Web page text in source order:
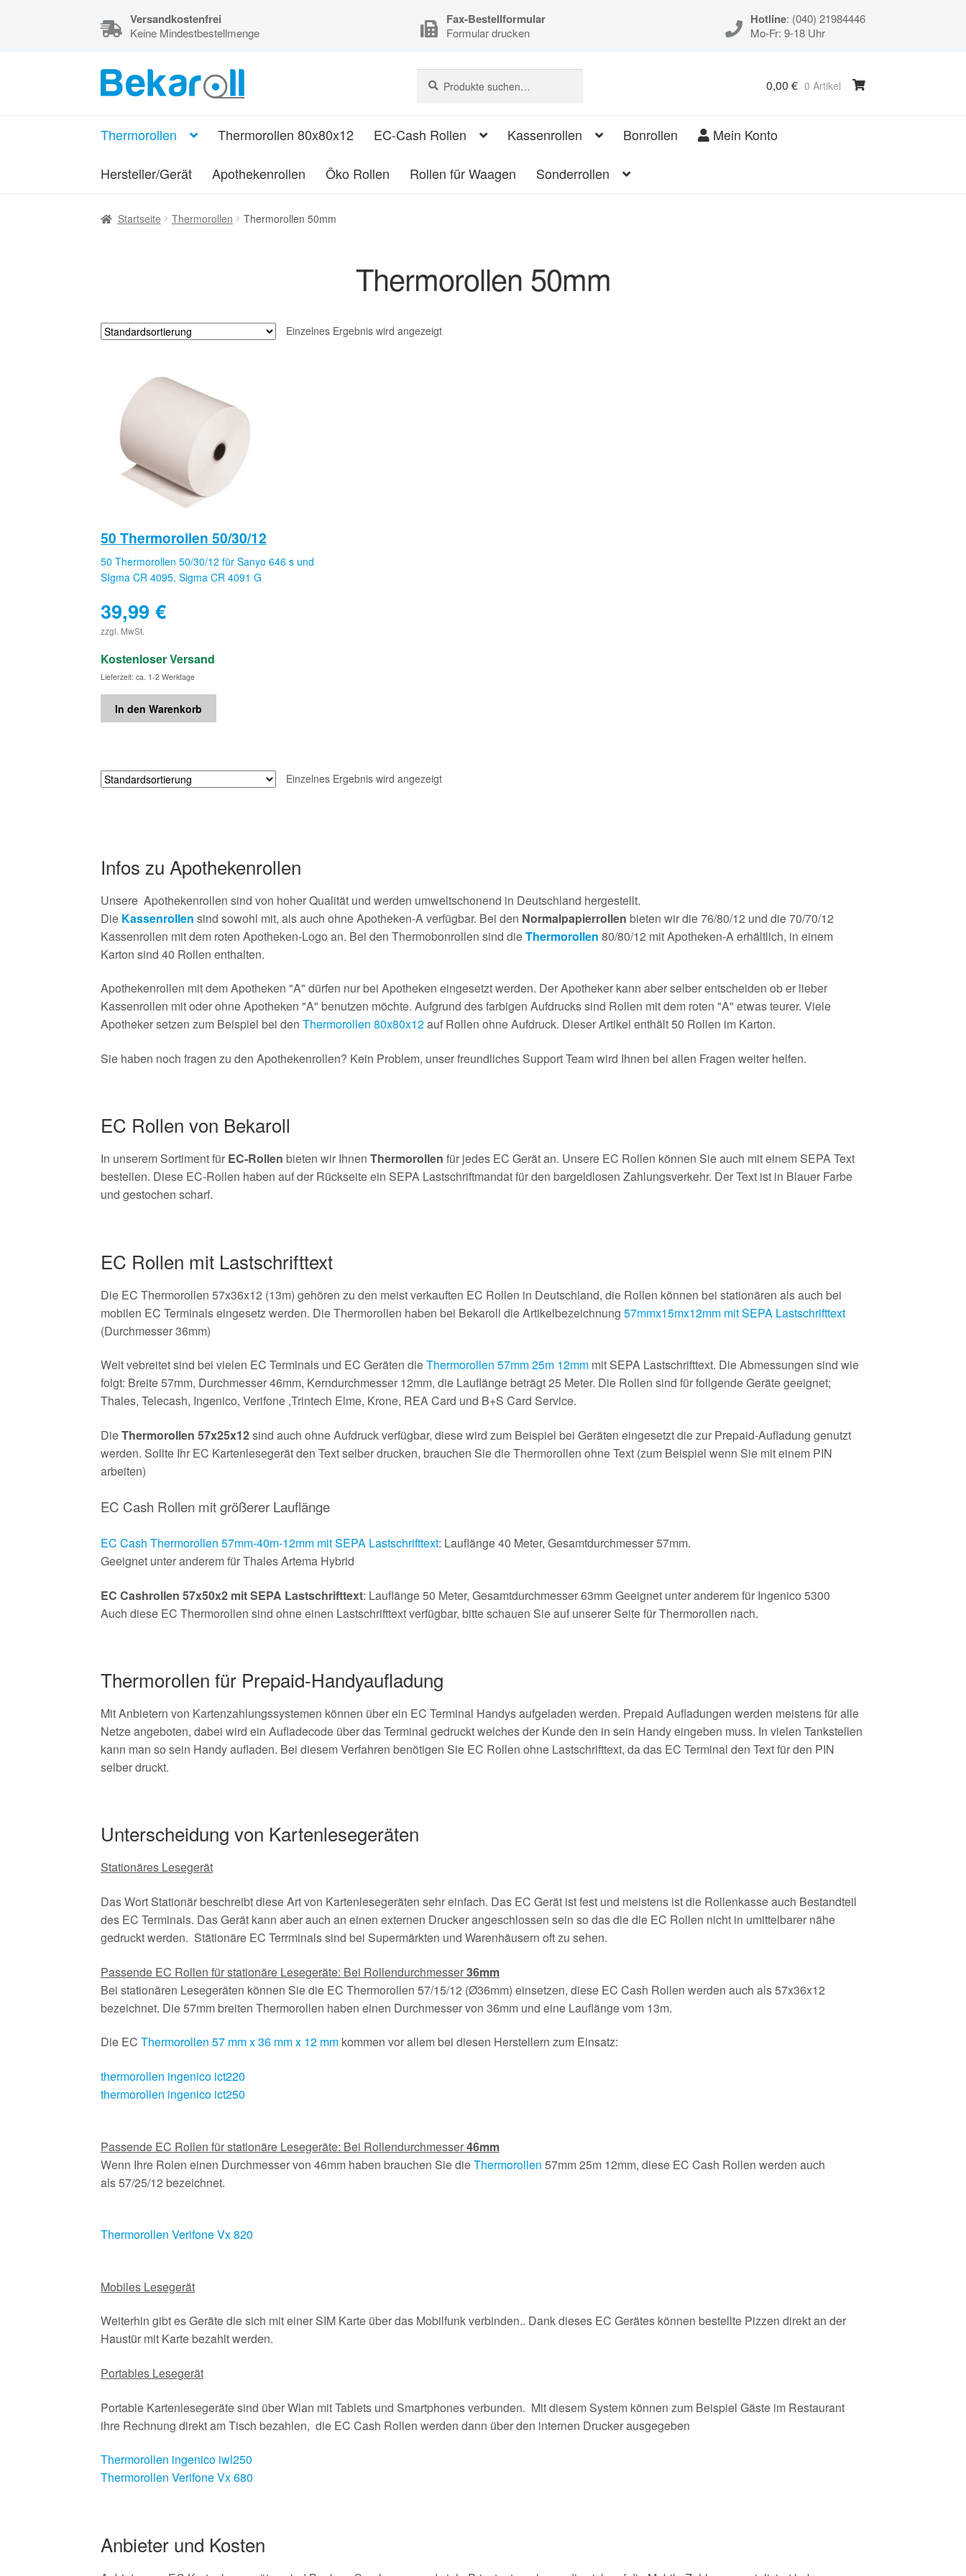
Versandkostenfrei
Keine Mindestbestellmenge
Fax-Bestellformular
Formular drucken
Hotline: (040) 21984446
Mo-Fr: 9-18 Uhr
Zur
Navigation
Zum
Inhalt
und
nach:
0,00 € 0 Artikel
Thermorollen Thermorollen 80x80x12 EC-Cash Rollen Kassenrollen Bonrollen Mein Konto
Hersteller/Gerät Apothekenrollen Öko Rollen Rollen für Waagen Sonderrollen
Startseite Thermorollen Thermorollen 50mm
Thermorollen 50mm
Einzelnes Ergebnis wird angezeigt
50 Thermorollen 50/30/12
50 Thermorollen 50/30/12 für Sanyo 646 s und
SIgma CR 4095, Sigma CR 4091 G
39,99€
zzgl. MwSt.
Kostenloser Versand
Lieferzeit: ca. 1-2 Werktage
In den Warenkorb
Einzelnes Ergebnis wird angezeigt
Infos zu Apothekenrollen
Unsere Apothekenrollen sind von hoher Qualität und werden umweltschonend in Deutschland hergestellt.
Die Kassenrollen sind sowohl mit, als auch ohne Apotheken-A verfügbar. Bei den Normalpapierrollen bieten wir die 76/80/12 und die 70/70/12
Kassenrollen mit dem roten Apotheken-Logo an. Bei den Thermobonrollen sind dieThermorollen 80/80/12 mit Apotheken-A erhältlich, in einem
Karton sind 40 Rollen enthalten.
Apothekenrollen mit dem Apotheken "A" dürfen nur bei Apotheken eingesetzt werden. Der Apotheker kann aber selber entscheiden ob er lieber
Kassenrollen mit oder ohne Apotheken "A" benutzen möchte. Aufgrund des farbigen Aufdrucks sind Rollen mit dem roten "A" etwas teurer. Viele
Apotheker setzen zum Beispiel bei denThermorollen 80x80x12auf Rollen ohne Aufdruck. Dieser Artikel enthält 50 Rollen im Karton.
Sie haben noch fragen zu den Apothekenrollen? Kein Problem, unser freundliches Support Team wird Ihnen bei allen Fragen weiter helfen.
EC Rollen von Bekaroll
In unserem Sortiment für EC-Rollen bieten wir IhnenThermorollen für jedes EC Gerät an. Unsere EC Rollen können Sie auch mit einem SEPA Text
bestellen. Diese EC-Rollen haben auf der Rückseite ein SEPA Lastschriftmandat für den bargeldlosen Zahlungsverkehr. Der Text ist in Blauer Farbe
und gestochen scharf.
EC Rollen mit Lastschrifttext
Die EC Thermorollen 57x36x12 (13m) gehören zu den meist verkauften EC Rollen in Deutschland, die Rollen können bei stationären als auch bei
mobilen EC Terminals eingesetz werden. Die Thermorollen haben bei Bekaroll die Artikelbezeichnung57mmx15mx12mm mit SEPA Lastschrifttext
(Durchmesser 36mm)
Weit vebreitet sind bei vielen EC Terminals und EC Geräten dieThermorollen 57mm 25m 12mm mit SEPA Lastschrifttext. Die Abmessungen sind wie
folgt: Breite 57mm, Durchmesser 46mm, Kerndurchmesser 12mm, die Lauflänge beträgt 25 Meter. Die Rollen sind für follgende Geräte geeignet;
Thales, Telecash, Ingenico, Verifone ,Trintech Elme, Krone, REA Card und B+S Card Service.
DieThermorollen 57x25x12sind auch ohne Aufdruck verfügbar, diese wird zum Beispiel bei Geräten eingesetzt die zur Prepaid-Aufladung genutzt
werden. Sollte Ihr EC Kartenlesegerät den Text selber drucken, brauchen Sie die Thermorollen ohne Text (zum Beispiel wenn Sie mit einem PIN
arbeiten)
EC Cash Rollen mit größerer Lauflänge
EC Cash Thermorollen 57mm-40m-12mm mit SEPA Lastschrifttext: Lauflänge 40 Meter, Gesamtdurchmesser 57mm.
Geeignet unter anderem für Thales Artema Hybrid
EC Cashrollen 57x50x2 mit SEPA Lastschrifttext: Lauflänge 50 Meter, Gesamtdurchmesser 63mm Geeignet unter anderem für Ingenico 5300
Auch diese EC Thermorollen sind ohne einen Lastschrifttext verfügbar, bitte schauen Sie auf unserer Seite für Thermorollen nach.
Thermorollen für Prepaid-Handyaufladung
Mit Anbietern von Kartenzahlungssystemen können über ein EC Terminal Handys aufgeladen werden. Prepaid Aufladungen werden meistens für alle
Netze angeboten, dabei wird ein Aufladecode über das Terminal gedruckt welches der Kunde den in sein Handy eingeben muss. In vielen Tankstellen
kann man so sein Handy aufladen. Bei diesem Verfahren benötigen Sie EC Rollen ohne Lastschrifttext, da das EC Terminal den Text für den PIN
selber druckt.
Unterscheidung von Kartenlesegeräten
Stationäres Lesegerät
Das Wort Stationär beschreibt diese Art von Kartenlesegeräten sehr einfach. Das EC Gerät ist fest und meistens ist die Rollenkasse auch Bestandteil
des EC Terminals. Das Gerät kann aber auch an einen externen Drucker angeschlossen sein so das die die EC Rollen nicht in umittelbarer nähe
gedruckt werden. Stätionäre EC Terrminals sind bei Supermärkten und Warenhäusern oft zu sehen.
Passende EC Rollen für stationäre Lesegeräte: Bei Rollendurchmesser36mm
Bei stationären Lesegeräten können Sie die EC Thermorollen 57/15/12 (Ø36mm) einsetzen, diese EC Cash Rollen werden auch als 57x36x12
bezeichnet. Die 57mm breiten Thermorollen haben einen Durchmesser von 36mm und eine Lauflänge vom 13m.
Die ECThermorollen 57 mm x 36 mm x 12 mm kommen vor allem bei diesen Herstellern zum Einsatz:
thermorollen ingenico ict220
thermorollen ingenico ict250
Passende EC Rollen für stationäre Lesegeräte: Bei Rollendurchmesser46mm
Wenn Ihre Rolen einen Durchmesser von 46mm haben brauchen Sie dieThermorollen 57mm 25m 12mm, diese EC Cash Rollen werden auch
als 57/25/12 bezeichnet.
Thermorollen Verifone Vx 820
Mobiles Lesegerät
Weiterhin gibt es Geräte die sich mit einer SIM Karte über das Mobilfunk verbinden.. Dank dieses EC Gerätes können bestellte Pizzen direkt an der
Haustür mit Karte bezahlt werden.
Portables Lesegerät
Portable Kartenlesegeräte sind über Wlan mit Tablets und Smartphones verbunden. Mit diesem System können zum Beispiel Gäste im Restaurant
ihre Rechnung direkt am Tisch bezahlen, die EC Cash Rollen werden dann über den internen Drucker ausgegeben
Thermorollen ingenico iwl250
Thermorollen Verifone Vx 680
Anbieter und Kosten